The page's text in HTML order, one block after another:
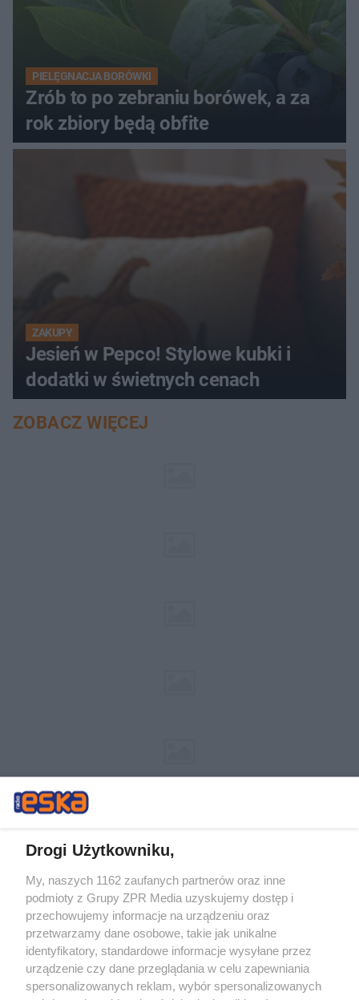
PIELĘGNACJA BORÓWKI
Zrób to po zebraniu borówek, a za
rok zbiory będą obfite
ZAKUPY
Jesień w Pepco! Stylowe kubki i
dodatki w świetnych cenach
ZOBACZ WIĘCEJ
Żaden utwór zamieszczony w serwisie nie może być powielany i
rozpowszechniany lub dalej rozpowszechniany w jakikolwiek sposób (w
tym także elektroniczny lub mechaniczny) na jakimkolwiek polu
eksploatacji w jakiejkolwiek formie, włącznie z umieszczaniem w
Internecie bez pisemnej zgody właściciela praw. Jakiekolwiek użycie lub
wykorzystanie utworów w całości lub w części z naruszeniem prawa,
tzn. bez właściwej zgody, jest zabronione pod groźbą kary i może być
ścigane prawnie.
Drogi Użytkowniku,
My, naszych 1162 zaufanych partnerów oraz inne
podmioty z Grupy ZPR Media uzyskujemy dostęp i
przechowujemy informacje na urządzeniu oraz
przetwarzamy dane osobowe, takie jak unikalne
identyfikatory, standardowe informacje wysyłane przez
urządzenie czy dane przeglądania w celu zapewniania
spersonalizowanych reklam, wybór spersonalizowanych